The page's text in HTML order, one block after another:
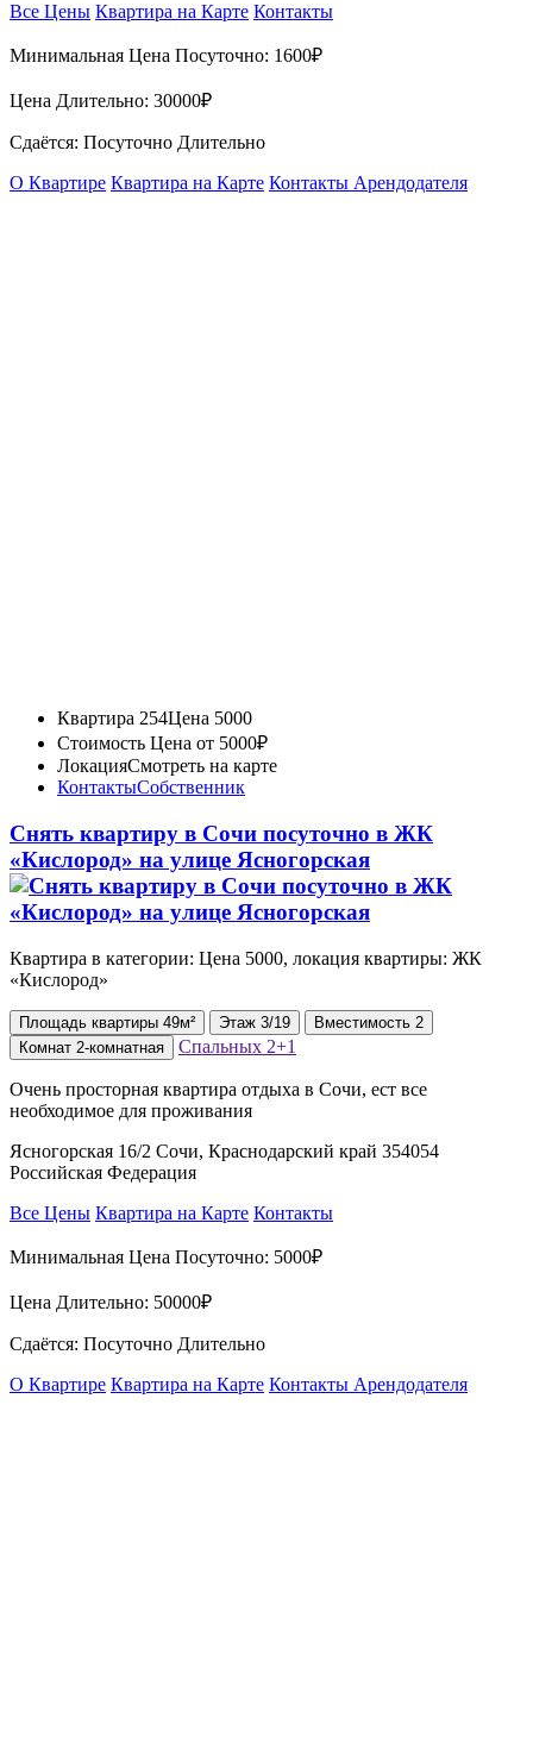
Все Цены Квартира на Карте Контакты
Минимальная Цена Посуточно: 1600₽
Цена Длительно: 30000₽
Сдаётся: Посуточно Длительно
О Квартире Квартира на Карте Контакты Арендодателя
Квартира 254Цена 5000
Стоимость Цена от 5000₽
ЛокацияСмотреть на карте
КонтактыСобственник
Снять квартиру в Cочи посуточно в ЖК
«Кислород» на улице Ясногорская
Квартира в категории: Цена 5000, локация квартиры: ЖК
«Кислород»
Площадь квартиры 49м² Этаж 3/19 Вместимость 2
Комнат 2-комнатная Спальных 2+1
Очень просторная квартира отдыха в Сочи, ест все
необходимое для проживания
Ясногорская 16/2 Сочи, Краснодарский край 354054
Российская Федерация
Все Цены Квартира на Карте Контакты
Минимальная Цена Посуточно: 5000₽
Цена Длительно: 50000₽
Сдаётся: Посуточно Длительно
О Квартире Квартира на Карте Контакты Арендодателя